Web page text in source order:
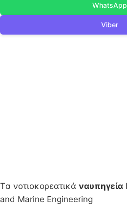
WhatsApp
Viber
Tα νοτιοκορεατικά ναυπηγεία
and Marine Engineering